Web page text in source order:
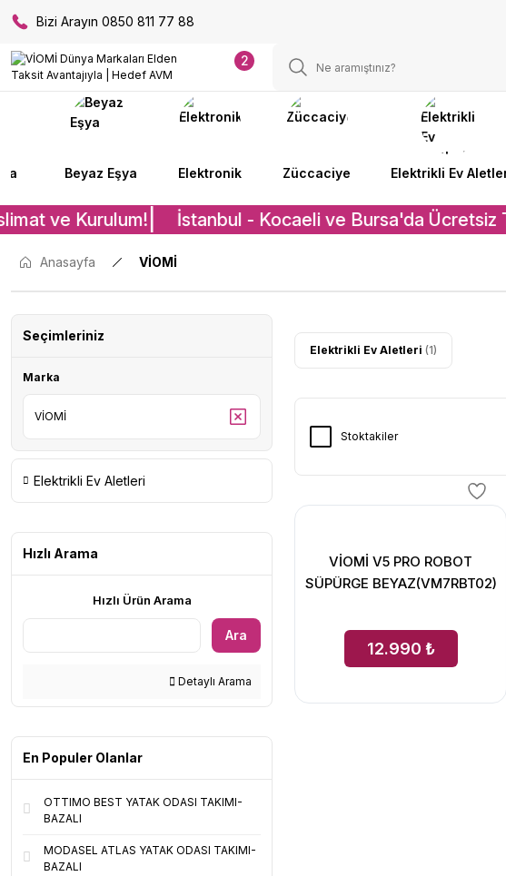
Bizi Arayın 0850 811 77 88
2
Beyaz Eşya Elektronik Züccaciye Elektrikli Ev
ve Kurulum! İstanbul - Kocaeli ve Bursa'da Ücretsiz
Anasayfa VİOMİ
Seçimleriniz
Marka
VİOMİ
Elektrikli Ev Aletleri
Hızlı Arama
Hızlı Ürün Arama
Ara
Detaylı Arama
En Populer Olanlar
OTTIMO BEST YATAK ODASI TAKIMI-
BAZALI
MODASEL ATLAS YATAK ODASI TAKIMI-
BAZALI
Elektrikli Ev Aletleri (1)
Stoktakiler
VİOMİ V5 PRO ROBOT
SÜPÜRGE BEYAZ(VM7RBT02)
12.990 ₺